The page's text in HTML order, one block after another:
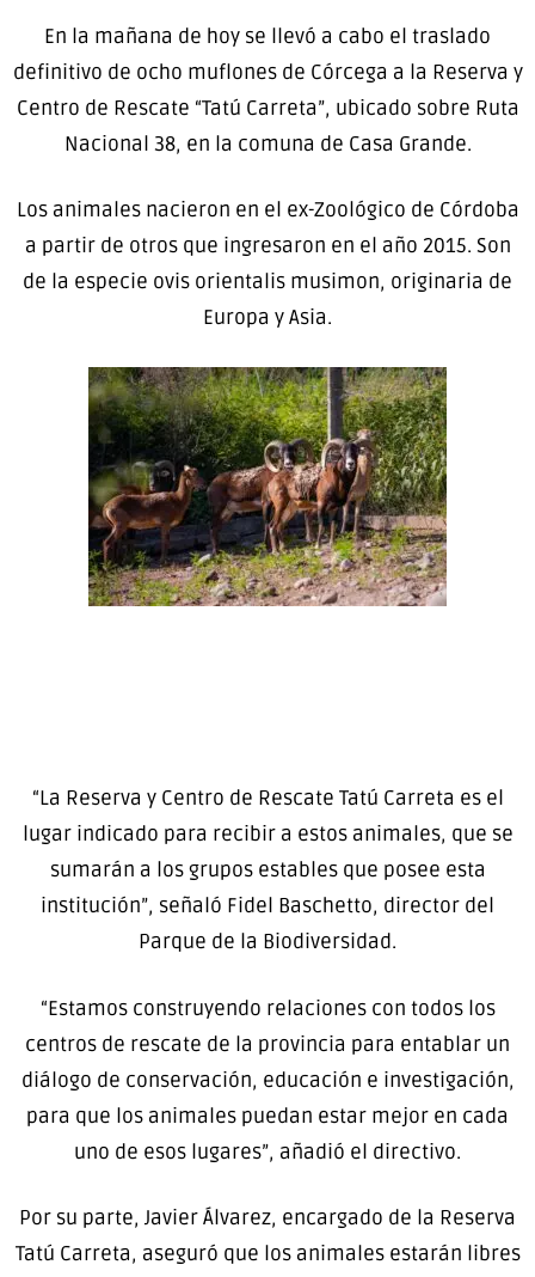
En la mañana de hoy se llevó a cabo el traslado
definitivo de ocho muflones de Córcega a la Reserva y
Centro de Rescate “Tatú Carreta”, ubicado sobre Ruta
Nacional 38, en la comuna de Casa Grande.
Los animales nacieron en el ex-Zoológico de Córdoba
a partir de otros que ingresaron en el año 2015. Son
de la especie ovis orientalis musimon, originaria de
Europa y Asia.
“La Reserva y Centro de Rescate Tatú Carreta es el
lugar indicado para recibir a estos animales, que se
sumarán a los grupos estables que posee esta
institución”, señaló Fidel Baschetto, director del
Parque de la Biodiversidad.
“Estamos construyendo relaciones con todos los
centros de rescate de la provincia para entablar un
diálogo de conservación, educación e investigación,
para que los animales puedan estar mejor en cada
uno de esos lugares”, añadió el directivo.
Por su parte, Javier Álvarez, encargado de la Reserva
Tatú Carreta, aseguró que los animales estarán libres